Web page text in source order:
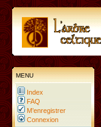
MENU
Index
FAQ
M’enregistrer
Connexion